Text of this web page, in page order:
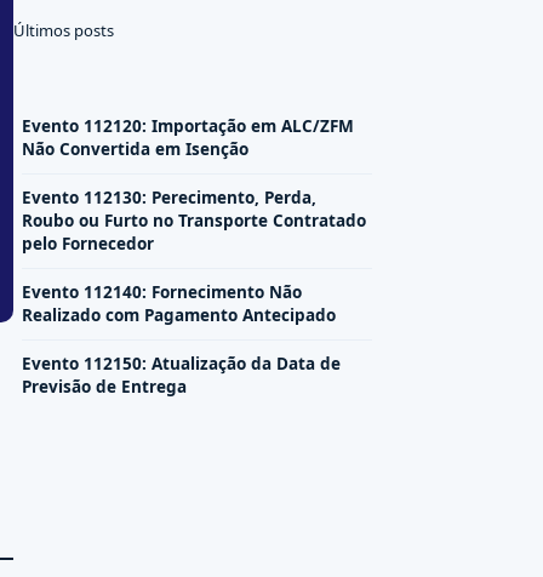
Últimos posts
Evento 112120: Importação em ALC/ZFM
Não Convertida em Isenção
Evento 112130: Perecimento, Perda,
Roubo ou Furto no Transporte Contratado
pelo Fornecedor
Evento 112140: Fornecimento Não
Realizado com Pagamento Antecipado
Evento 112150: Atualização da Data de
Previsão de Entrega